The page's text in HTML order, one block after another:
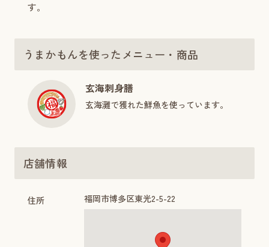
す。
うまかもんを使ったメニュー・商品
玄海刺身膳
玄海灘で獲れた鮮魚を使っています。
店舗情報
住所 福岡市博多区東光2-5-22